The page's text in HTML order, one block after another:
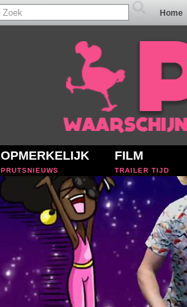
Home
OPMERKELIJK
PRUTSNIEUWS
FILM
TRAILER TIJD